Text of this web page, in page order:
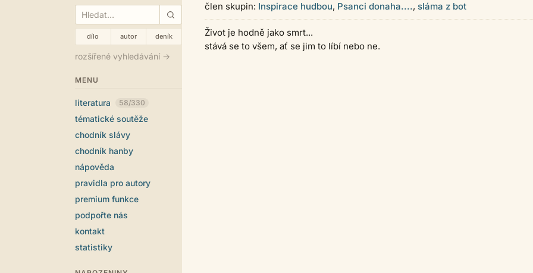
dílo autor deník
rozšířené vyhledávání →
MENU
literatura 58/330
tématické soutěže
chodník slávy
chodník hanby
nápověda
pravidla pro autory
premium funkce
podpořte nás
kontakt
statistiky
člen skupin: Inspirace hudbou, Psanci donaha...., sláma z bot
Život je hodně jako smrt...
stává se to všem, ať se jim to líbí nebo ne.